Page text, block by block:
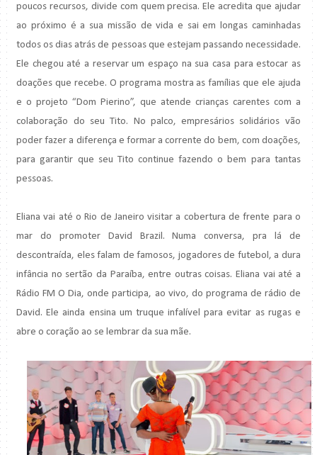
poucos recursos, divide com quem precisa. Ele acredita que ajudar
ao próximo é a sua missão de vida e sai em longas caminhadas
todos os dias atrás de pessoas que estejam passando necessidade.
Ele chegou até a reservar um espaço na sua casa para estocar as
doações que recebe. O programa mostra as famílias que ele ajuda
e o projeto “Dom Pierino”, que atende crianças carentes com a
colaboração do seu Tito. No palco, empresários solidários vão
poder fazer a diferença e formar a corrente do bem, com doações,
para garantir que seu Tito continue fazendo o bem para tantas
pessoas.
Eliana vai até o Rio de Janeiro visitar a cobertura de frente para o
mar do promoter David Brazil. Numa conversa, pra lá de
descontraída, eles falam de famosos, jogadores de futebol, a dura
infância no sertão da Paraíba, entre outras coisas. Eliana vai até a
Rádio FM O Dia, onde participa, ao vivo, do programa de rádio de
David. Ele ainda ensina um truque infalível para evitar as rugas e
abre o coração ao se lembrar da sua mãe.